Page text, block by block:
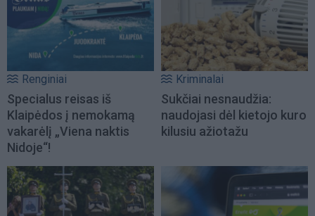
Renginiai
Specialus reisas iš
Klaipėdos į nemokamą
vakarėlį „Viena naktis
Nidoje“!
Kriminalai
Sukčiai nesnaudžia:
naudojasi dėl kietojo kuro
kilusiu ažiotažu